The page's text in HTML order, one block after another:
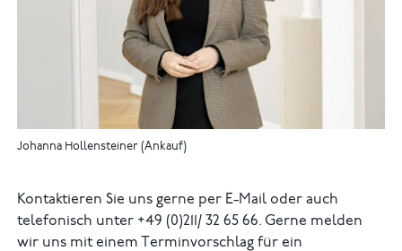
Johanna Hollensteiner (Ankauf)
Kontaktieren Sie uns gerne per E-Mail oder auch
telefonisch unter +49 (0)211/ 32 65 66. Gerne melden
wir uns mit einem Terminvorschlag für ein